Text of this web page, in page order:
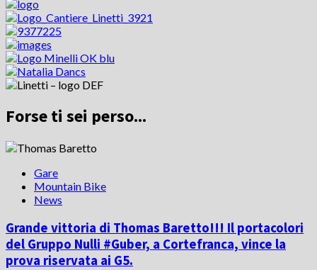
Forse ti sei perso...
Gare
Mountain Bike
News
Grande vittoria di Thomas Baretto!!! Il portacolori
del Gruppo Nulli #Guber, a Cortefranca, vince la
prova riservata ai G5.